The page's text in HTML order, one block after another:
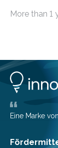
die genau
Lösungen
Konten auf
ihrem
mit der sich
More than 1
Eine Marke